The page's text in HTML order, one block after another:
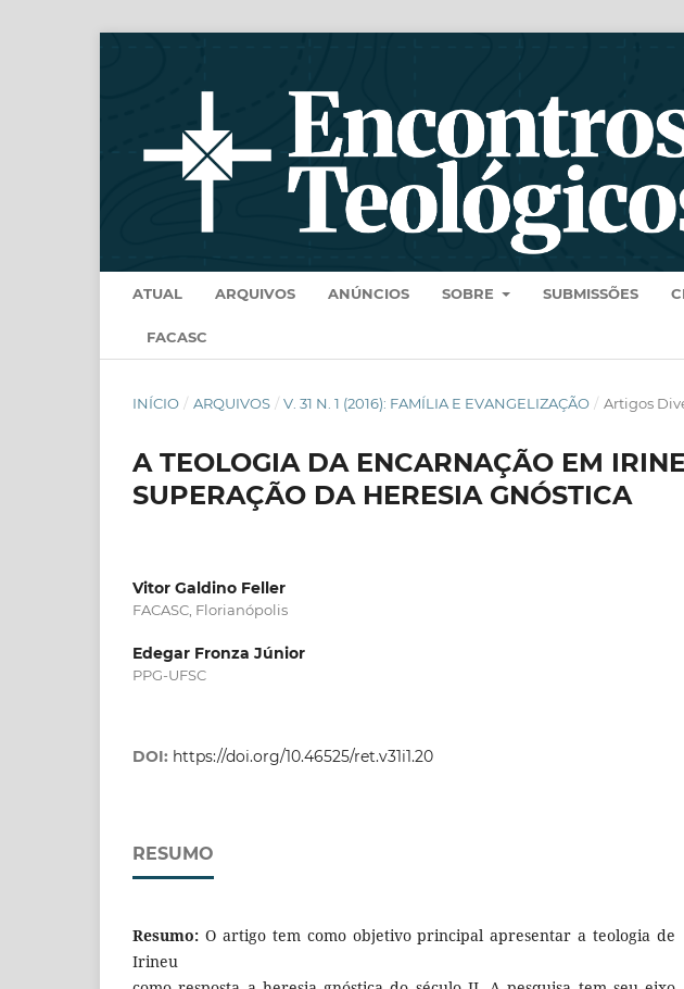
ATUAL ARQUIVOS ANÚNCIOS SOBRE SUBMISSÕES
FACASC
INÍCIO / ARQUIVOS / V. 31 N. 1 (2016): FAMÍLIA E EVANGELIZAÇÃO / Artigos
A TEOLOGIA DA ENCARNAÇÃO EM
SUPERAÇÃO DA HERESIA GNÓSTICA
Vitor Galdino Feller
FACASC, Florianópolis
Edegar Fronza Júnior
PPG-UFSC
DOI: https://doi.org/10.46525/ret.v31i1.20
RESUMO
Resumo: O artigo tem como objetivo principal apresentar a teologia de
Irineu